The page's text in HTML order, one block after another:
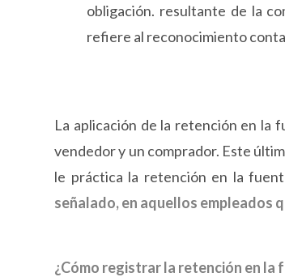
obligación. resultante de la
refiere al reconocimiento
La aplicación de la retención en la
vendedor y un comprador. Este
le práctica la retención en la
señalado, en aquellos empleados
¿Cómo registrar la retención en la